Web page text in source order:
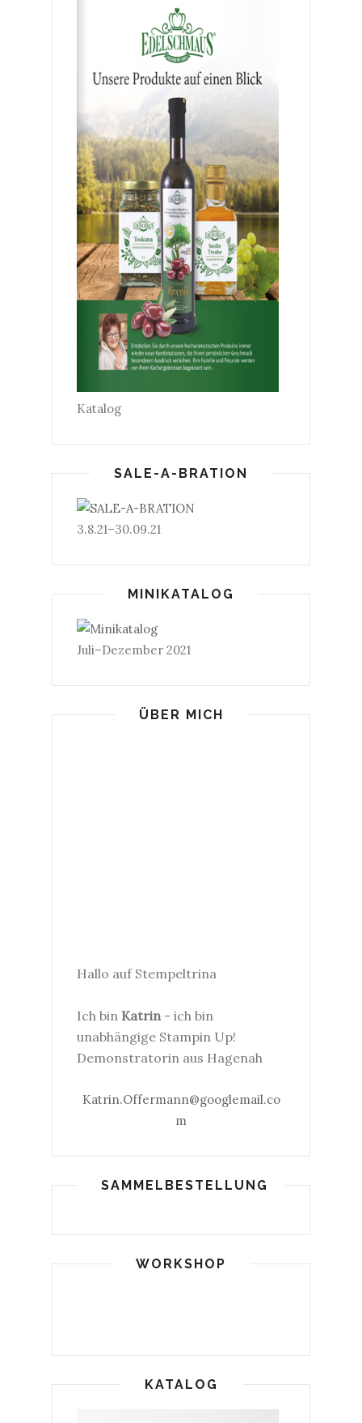
Katalog
SALE-A-BRATION
3.8.21–30.09.21
MINIKATALOG
Juli–Dezember 2021
ÜBER MICH
Hallo auf Stempeltrina
Ich bin Katrin - ich bin
unabhängige Stampin Up!
Demonstratorin aus Hagenah
Katrin.Offermann@googlemail.co
m
SAMMELBESTELLUNG
WORKSHOP
KATALOG